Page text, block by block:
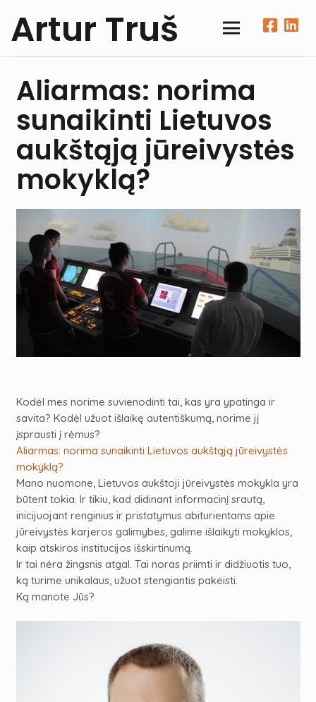
Artur Truš
Aliarmas: norima
sunaikinti Lietuvos
aukštąją jūreivystės
mokyklą?
Kodėl mes norime suvienodinti tai, kas yra ypatinga ir
savita? Kodėl užuot išlaikę autentiškumą, norime jį
įsprausti į rėmus?
Aliarmas: norima sunaikinti Lietuvos aukštąją jūreivystės
mokyklą?
Mano nuomone, Lietuvos aukštoji jūreivystės mokykla yra
būtent tokia. Ir tikiu, kad didinant informacinį srautą,
inicijuojant renginius ir pristatymus abiturientams apie
jūreivystės karjeros galimybes, galime išlaikyti mokyklos,
kaip atskiros institucijos išskirtinumą.
Ir tai nėra žingsnis atgal. Tai noras priimti ir didžiuotis tuo,
ką turime unikalaus, užuot stengiantis pakeisti.
Ką manote Jūs?